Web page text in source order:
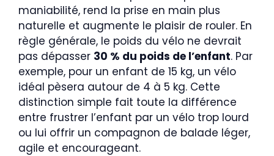
maniabilité, rend la prise en main plus
naturelle et augmente le plaisir de rouler. En
règle générale, le poids du vélo ne devrait
pas dépasser 30 % du poids de l’enfant. Par
exemple, pour un enfant de 15 kg, un vélo
idéal pèsera autour de 4 à 5 kg. Cette
distinction simple fait toute la différence
entre frustrer l’enfant par un vélo trop lourd
ou lui offrir un compagnon de balade léger,
agile et encourageant.